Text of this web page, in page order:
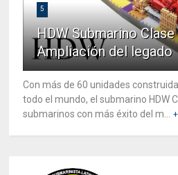
5
HDW Submarino
Ampliación del legado
Con más de 60 unidades
todo el mundo, el submarino HDW
submarinos con más éxito del m...